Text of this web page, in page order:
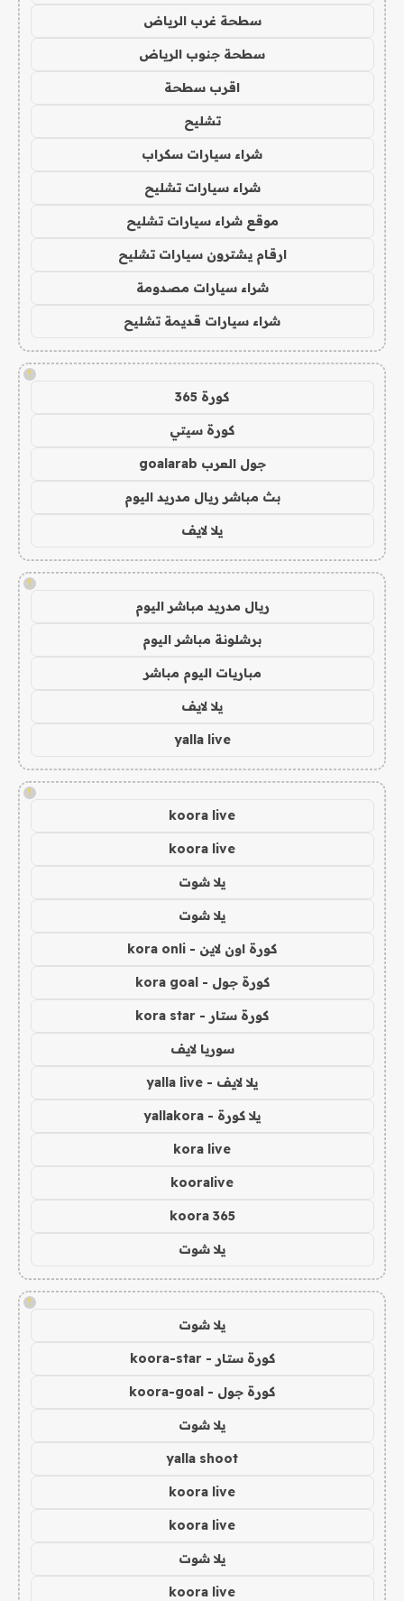
سطحة غرب الرياض
سطحة جنوب الرياض
اقرب سطحة
تشليح
شراء سيارات سكراب
شراء سيارات تشليح
موقع شراء سيارات تشليح
ارقام يشترون سيارات تشليح
شراء سيارات مصدومة
شراء سيارات قديمة تشليح
!
كورة 365
كورة سيتي
جول العرب goalarab
بث مباشر ريال مدريد اليوم
يلا لايف
!
ريال مدريد مباشر اليوم
برشلونة مباشر اليوم
مباريات اليوم مباشر
يلا لايف
yalla live
!
koora live
koora live
يلا شوت
يلا شوت
كورة اون لاين - kora onli
كورة جول - kora goal
كورة ستار - kora star
سوريا لايف
يلا لايف - yalla live
يلا كورة - yallakora
kora live
kooralive
koora 365
يلا شوت
!
يلا شوت
كورة ستار - koora-star
كورة جول - koora-goal
يلا شوت
yalla shoot
koora live
koora live
يلا شوت
koora live